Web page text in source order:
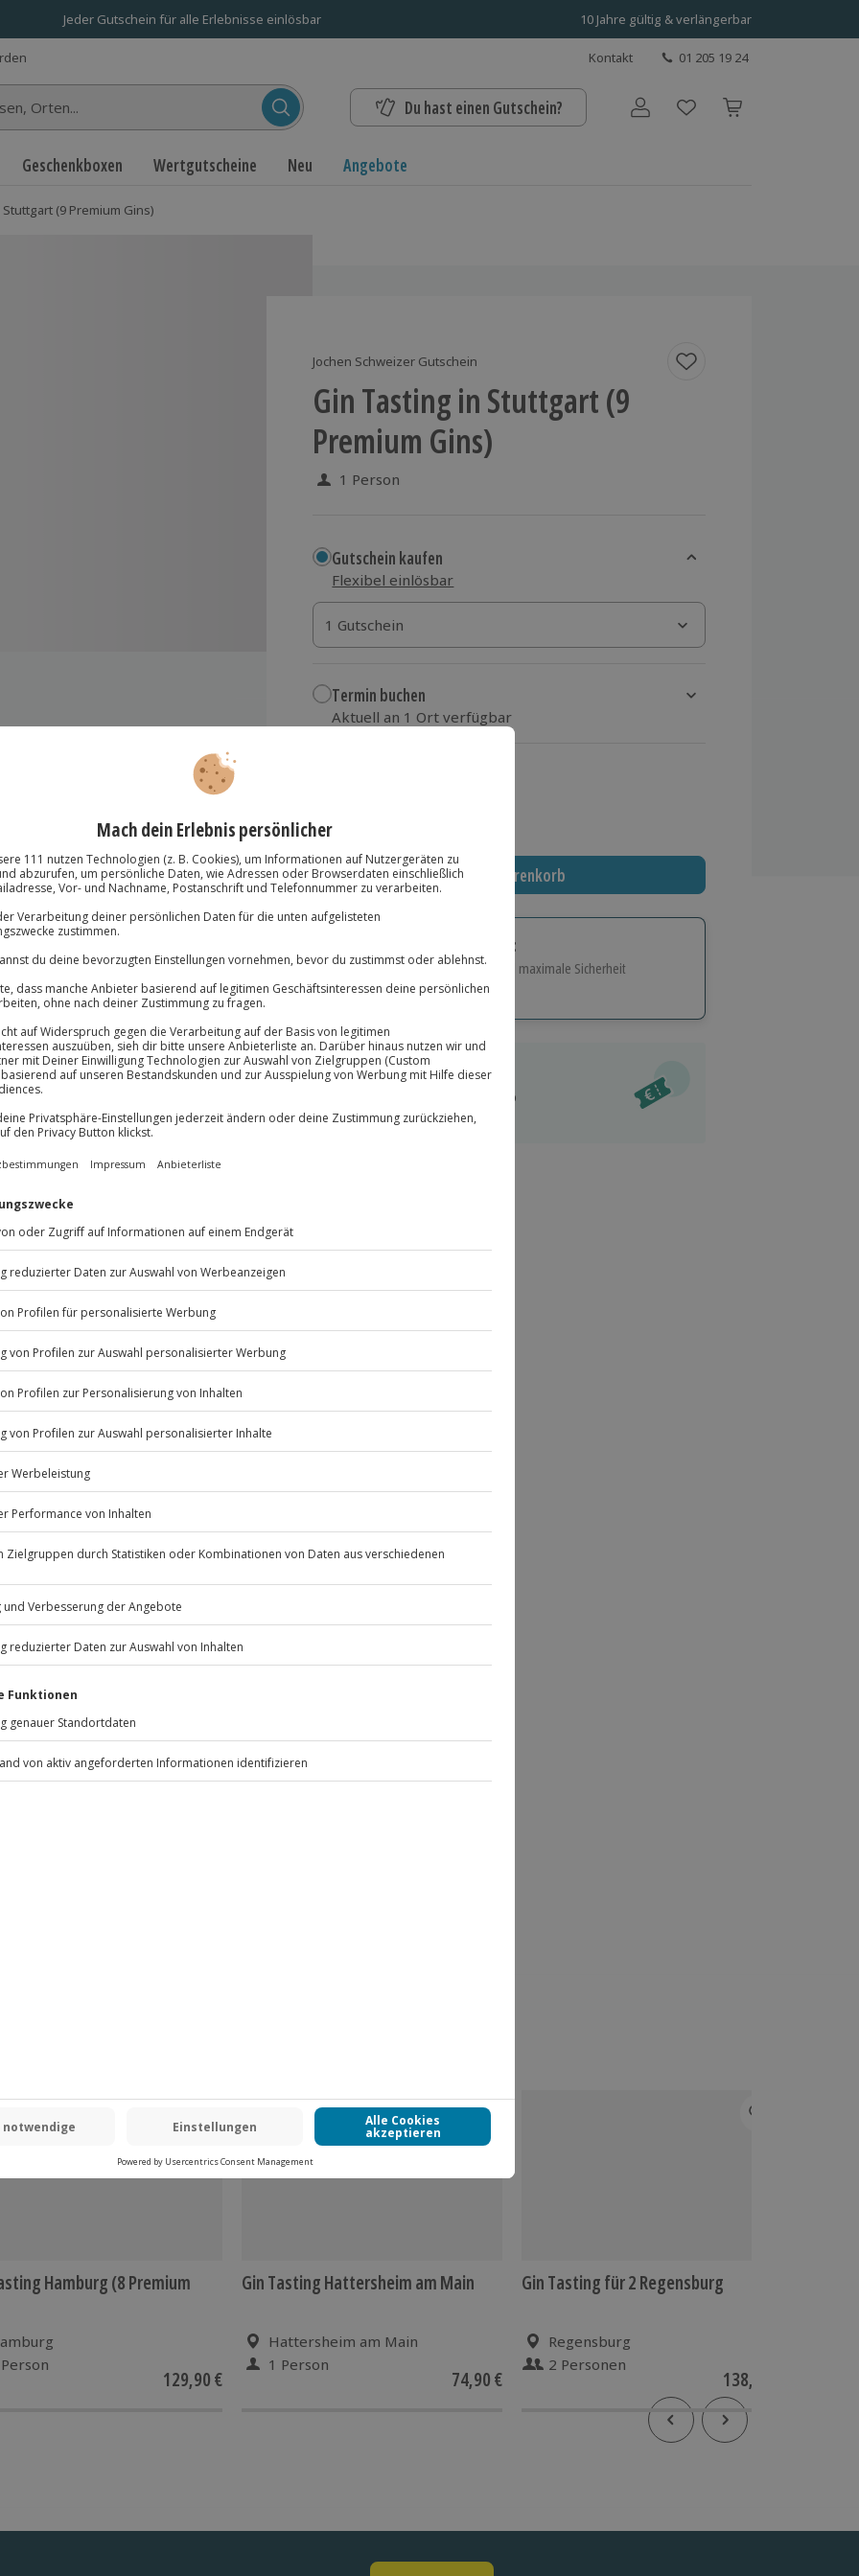
Jeder Gutschein für alle Erlebnisse einlösbar 10 Jahre gültig & verlängerbar
Kontakt 01 205 19 24
Du hast einen Gutschein? Benutzerkonto
Geschenkboxen Wertgutscheine Neu Angebote
(9 Premium Gins)
Jochen Schweizer Gutschein
Gin Tasting in Stuttgart (9
Premium Gins)
1 Person
Gutschein kaufen
Flexibel einlösbar
1 Gutschein
1 Gutschein
1 Gutschein
Termin buchen
Aktuell an 1 Ort verfügbar
zzgl. Versand
In den Warenkorb
Immer das richtige Geschenk:
Große Auswahl, volle Flexibilität und maximale Sicherheit
Über 9.000 Erlebnisse.
Volle Flexibilität
Jeder Gutschein für alle Erlebnisse einlösbar.
10 Jahre gültig & verlängerbar.
-15%* Club Deal verfügbar
Direktabzug im Warenkorb
Melde dich hier an
Herkunft
mit dazu passenden Tonics
übertragbar.
High End Gin Tasting in
Geschichte und
9 exklusive Gins mit perfekt
die feinen Nuancen von
den
es bei der perfekten
Snacks sorgen für eine
Mit den
eure Eindrücke fest und
für alle Gin-Liebhaber und
Listenansicht
© OpenStreetMaps
Mühldorfstraße 8
81671
außer an bundesweiten
DEAL
Hamburg (8 Premium
129,90 €
-15% CLUB DEAL
Gin Tasting Hattersheim am Main
Hattersheim am Main
1 Person
74,90 €
Gin Tasting für 2 Regensburg
Regensburg
2 Personen
138,90 €